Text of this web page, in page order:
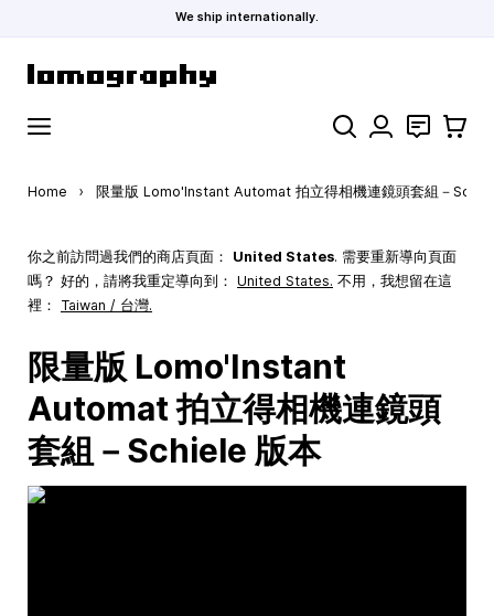
We ship internationally.
Search 聯絡 購物車
Home › 限量版 Lomo'Instant Automat 拍立得相機連鏡頭套組－
你之前訪問過我們的商店頁面： United States. 需要重新導向頁面
嗎？ 好的，請將我重定導向到： United States. 不用，我想留在這
裡： Taiwan / 台灣.
限量版 Lomo'Instant
Automat 拍立得相機連鏡頭
套組－Schiele 版本